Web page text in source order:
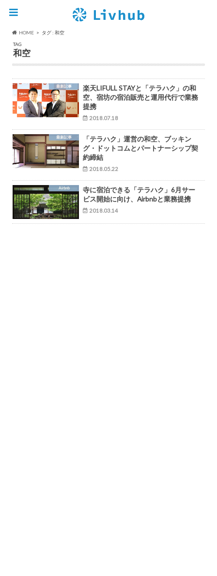
HOME
タグ : 和空
TAG
和空
最新記事
楽天LIFULL STAYと「テラハク」の和
空、宿坊の宿泊販売と運用代行で業務
提携
2018.07.18
最新記事
「テラハク」運営の和空、ブッキン
グ・ドットコムとパートナーシップ契
約締結
2018.05.22
Airbnb
寺に宿泊できる「テラハク」6月サー
ビス開始に向け、Airbnbと業務提携
2018.03.14